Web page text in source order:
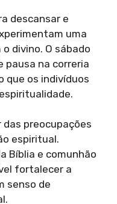
descansar e
uma
divino. O sábado
pausa na correria
que os indivíduos
das preocupações
espiritual.
Bíblia e comunhão
fortalecer a
senso de